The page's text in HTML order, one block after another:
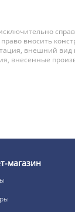
вносить
внешний вид
внесенные
магазин